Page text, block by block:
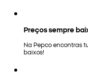
Preços sempre
Na Pepco encontras
baixos!